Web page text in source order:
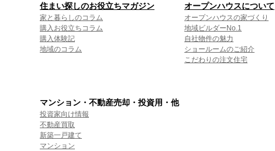
住まい探しのお役立ちマガジン
家と暮らしのコラム
購入お役立ちコラム
購入体験記
地域のコラム
オープンハウスについて
オープンハウスの家づくり
地域ビルダーNo.1
自社物件の魅力
ショールームのご紹介
こだわりの注文住宅
マンション・不動産売却・投資用・他
投資家向け情報
不動産買取
新築一戸建て
マンション